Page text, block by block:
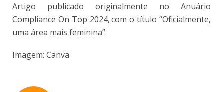
Artigo publicado originalmente no Anuário
Compliance On Top 2024, com o título “Oficialmente,
uma área mais feminina”.
Imagem: Canva